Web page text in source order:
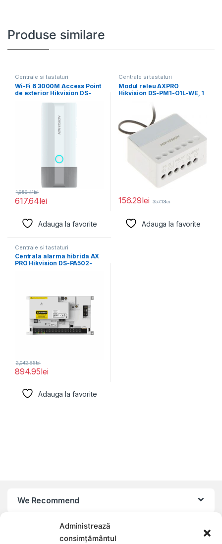
Administrează
consimțământul
Produse similare
Centrale si tastaturi
Wi-Fi 6 3000M Access Point
de exterior Hikvision DS-
617.64lei
1,950.41lei
Adauga la favorite
Centrale si tastaturi
Modul releu AXPRO
Hikvision DS-PM1-O1L-WE, 1
156.29lei 357.13lei
Adauga la favorite
Centrale si tastaturi
Centrala alarma hibrida AX
PRO Hikvision DS-PA502-
894.95lei
2,042.85lei
Adauga la favorite
We Recommend
My Account